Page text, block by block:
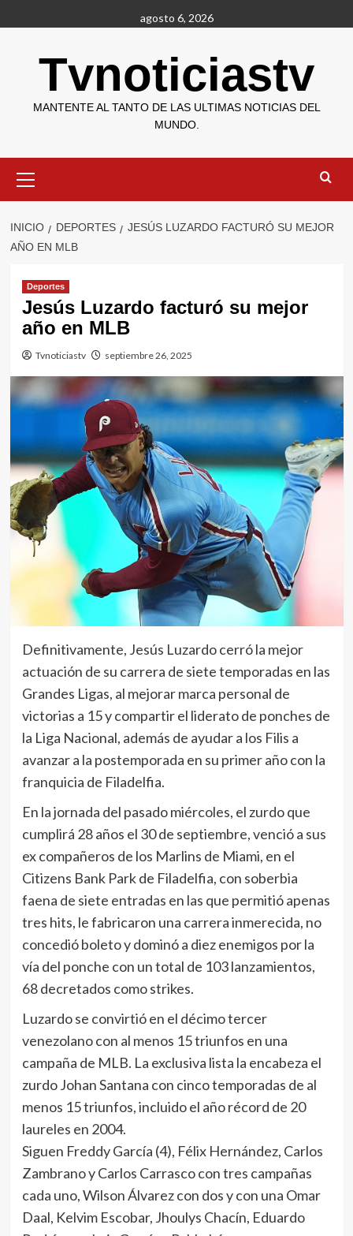
al
agosto 6, 2026
Tvnoticiastv
MANTENTE AL TANTO DE LAS ULTIMAS NOTICIAS DEL
MUNDO.
primario
INICIO DEPORTES
JESÚS LUZARDO FACTURÓ SU MEJOR
AÑO EN MLB
Deportes
Jesús Luzardo facturó su mejor
año en MLB
Tvnoticiastv septiembre 26, 2025
Definitivamente, Jesús Luzardo cerró la mejor
actuación de su carrera de siete temporadas en las
Grandes Ligas, al mejorar marca personal de
victorias a 15 y compartir el liderato de ponches de
la Liga Nacional, además de ayudar a los Filis a
avanzar a la postemporada en su primer año con la
franquicia de Filadelfia.
En la jornada del pasado miércoles, el zurdo que
cumplirá 28 años el 30 de septiembre, venció a sus
ex compañeros de los Marlins de Miami, en el
Citizens Bank Park de Filadelfia, con soberbia
faena de siete entradas en las que permitió apenas
tres hits, le fabricaron una carrera inmerecida, no
concedió boleto y dominó a diez enemigos por la
vía del ponche con un total de 103 lanzamientos,
68 decretados como strikes.
Luzardo se convirtió en el décimo tercer
venezolano con al menos 15 triunfos en una
campaña de MLB. La exclusiva lista la encabeza el
zurdo Johan Santana con cinco temporadas de al
menos 15 triunfos, incluido el año récord de 20
laureles en 2004.
Siguen Freddy García (4), Félix Hernández, Carlos
Zambrano y Carlos Carrasco con tres campañas
cada uno, Wilson Álvarez con dos y con una Omar
Daal, Kelvim Escobar, Jhoulys Chacín, Eduardo